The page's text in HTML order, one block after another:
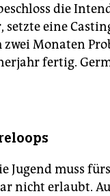
die
setzte eine
zwei Monaten
fertig.
Jugend muss
nicht erlaubt.